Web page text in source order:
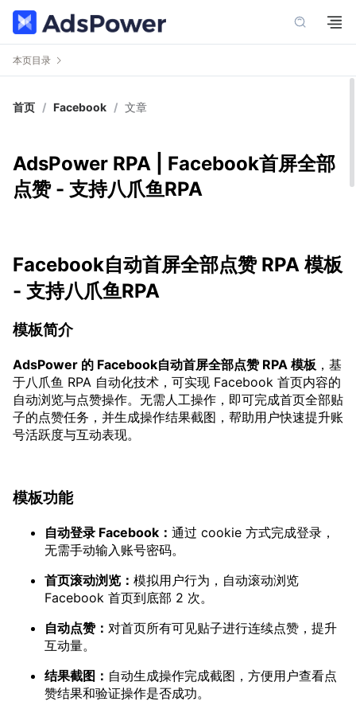
本页目录
首页 / Facebook / 文章
AdsPower RPA | Facebook首屏全部
点赞 - 支持八爪鱼RPA
Facebook自动首屏全部点赞 RPA 模板
- 支持八爪鱼RPA
模板简介
AdsPower 的 Facebook自动首屏全部点赞 RPA 模板 ，基
于八爪鱼 RPA 自动化技术，可实现 Facebook 首页内容的
自动浏览与点赞操作。无需人工操作，即可完成首页全部贴
子的点赞任务，并生成操作结果截图，帮助用户快速提升账
号活跃度与互动表现。
模板功能
自动登录 Facebook ： 通过 cookie 方式完成登录，
无需手动输入账号密码。
首页滚动浏览 ： 模拟用户行为，自动滚动浏览
Facebook 首页到底部 2 次。
自动点赞： 对首页所有可见贴子进行连续点赞，提升
互动量。
结果截图 ： 自动生成操作完成截图，方便用户查看点
赞结果和验证操作是否成功。